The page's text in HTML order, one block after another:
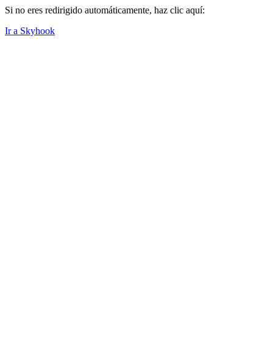
Si no eres redirigido automáticamente, haz clic aquí:
Ir a Skyhook